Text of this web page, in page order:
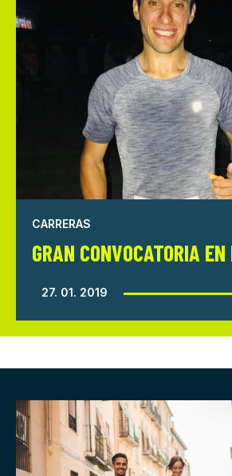
CARRERAS
GRAN CONVOCATORIA
27. 01. 2019